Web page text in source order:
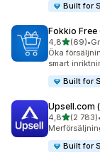
Built for
Fokkio Free
4,8av 5(69)
69 •
Öka
smart
Built for
Upsell.com
4,8av 5(2 783)
2783 •
Built for